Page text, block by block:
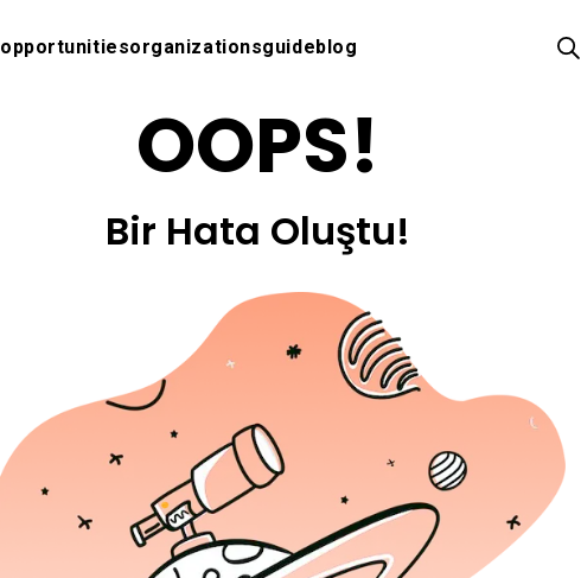
opportunitiesorganizationsguideblog
OOPS!
Bir Hata Oluştu!